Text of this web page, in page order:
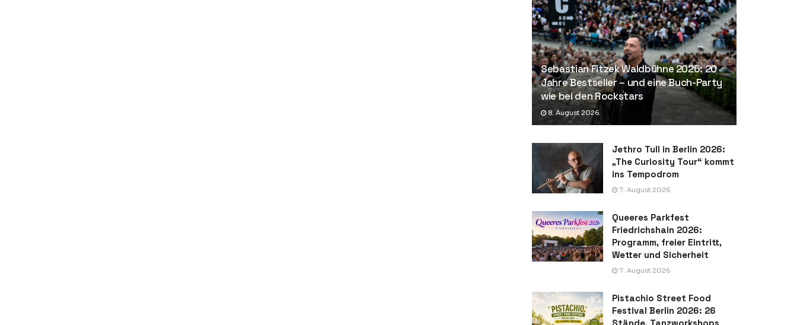
Sebastian Fitzek Waldbühne 2026: 20
Jahre Bestseller – und eine Buch-Party
wie bei den Rockstars
8. August 2026
Jethro Tull in Berlin 2026:
„The Curiosity Tour“ kommt
ins Tempodrom
7. August 2026
Queeres Parkfest
Friedrichshain 2026:
Programm, freier Eintritt,
Wetter und Sicherheit
7. August 2026
Pistachio Street Food
Festival Berlin 2026: 26
Stände, Tanzworkshops